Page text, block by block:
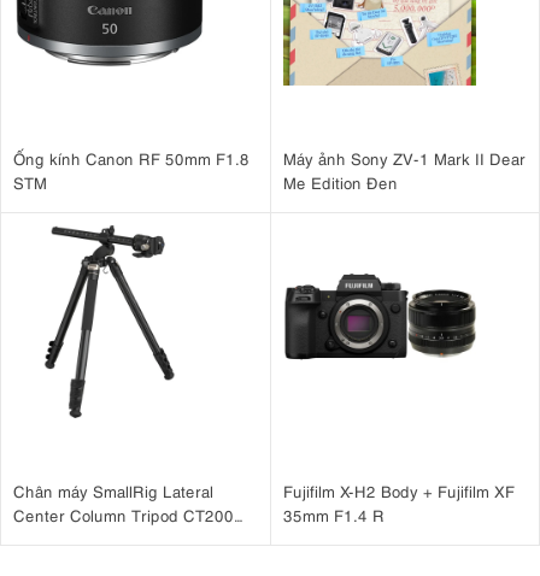
Ống kính Canon RF 50mm F1.8
STM
Máy ảnh Sony ZV-1 Mark II Dear
Me Edition Đen
Chân máy SmallRig Lateral
Center Column Tripod CT200
Fujifilm X-H2 Body + Fujifilm XF
35mm F1.4 R